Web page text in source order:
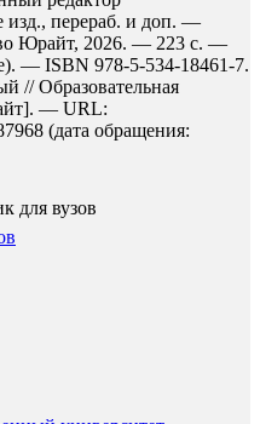
перераб. и доп. —
Юрайт, 2026. — 223 с. —
— ISBN 978-5-534-18461-7.
// Образовательная
— URL:
(дата обращения:
для вузов